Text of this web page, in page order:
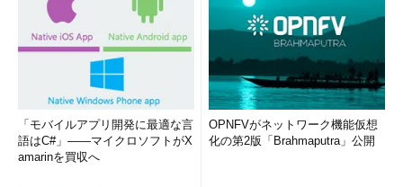
「モバイルアプリ開発に最適な言
語はC#」――マイクロソフトがX
amarinを買収へ
OPNFVがネットワーク機能仮想
化の第2版「Brahmaputra」公開